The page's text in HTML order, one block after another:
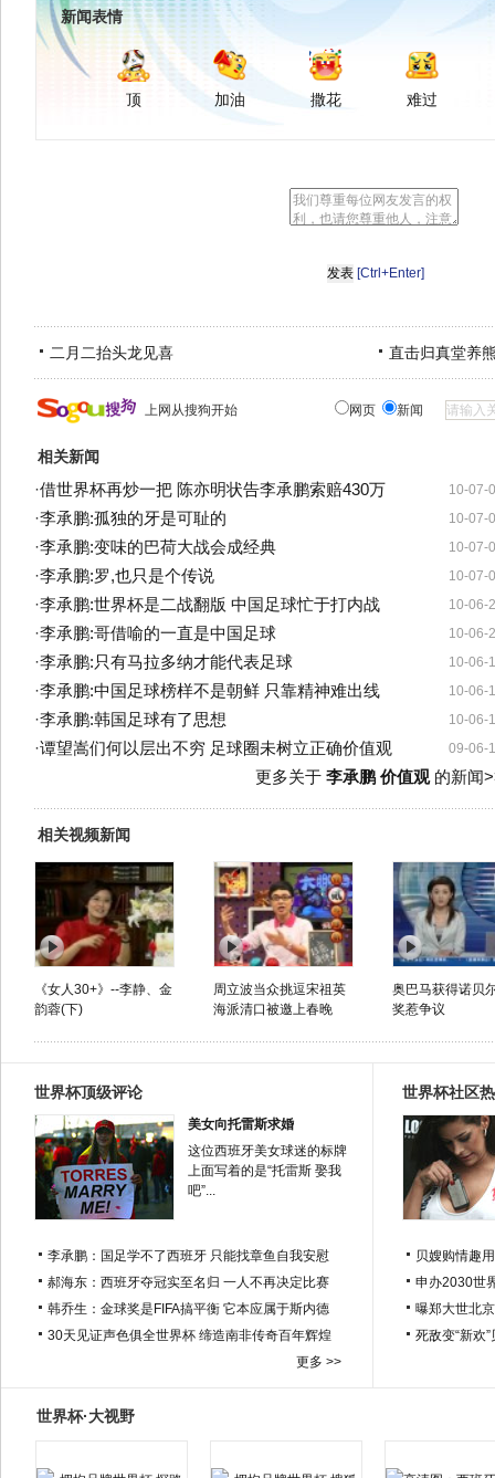
新闻表情
顶 加油 撒花 难过
[Ctrl+Enter]
二月二抬头龙见喜 直击归真堂养
上网从搜狗开始 网页 新闻
相关新闻
10-07-
·借世界杯再炒一把 陈亦明状告李承鹏索赔430万
10-07-
·李承鹏:孤独的牙是可耻的
10-07-
·李承鹏:变味的巴荷大战会成经典
10-07-
·李承鹏:罗,也只是个传说
10-06-
·李承鹏:世界杯是二战翻版 中国足球忙于打内战
10-06-
·李承鹏:哥借喻的一直是中国足球
10-06-
·李承鹏:只有马拉多纳才能代表足球
10-06-
·李承鹏:中国足球榜样不是朝鲜 只靠精神难出线
10-06-
·李承鹏:韩国足球有了思想
09-06-
·谭望嵩们何以层出不穷 足球圈未树立正确价值观
更多关于 李承鹏 价值观的新闻
相关视频新闻
《女人30+》--李静、金
韵蓉(下)
周立波当众挑逗宋祖英
海派清口被邀上春晚
奥巴马获得诺贝
奖惹争议
世界杯顶级评论
美女向托雷斯求婚
这位西班牙美女球迷的标牌
上面写着的是“托雷斯 娶我
吧”...
李承鹏：国足学不了西班牙 只能找章鱼自我安慰
郝海东：西班牙夺冠实至名归 一人不再决定比赛
韩乔生：金球奖是FIFA搞平衡 它本应属于斯内德
30天见证声色俱全世界杯 缔造南非传奇百年辉煌
更多 >>
世界杯社区
贝嫂购情趣
申办2030世
曝郑大世北
死敌变“新欢
世界杯·大视野